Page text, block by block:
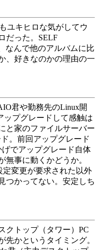
ユキヒロな気がしてウ
だった。SELF
なんで他のアルバムに比
、好きなのかの理由の一
君や勤務先のLinux開
ップグレードして感触は
と家のファイルサーバー
。前回アップグレード
でアップグレード自体
無事に動くかどうか。
定変更が要求された以外
つかってない。安定しち
クトップ（タワー）PC
先かというタイミング。